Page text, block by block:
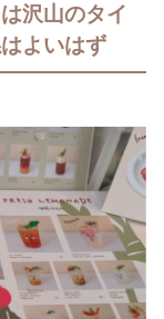
沢山のタイ
よいはず